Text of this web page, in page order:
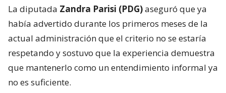
La diputada Zandra Parisi (PDG)aseguró que ya
había advertido durante los primeros meses de la
actual administración que el criterio no se estaría
respetando y sostuvo que la experiencia demuestra
que mantenerlo como un entendimiento informal ya
no es suficiente.